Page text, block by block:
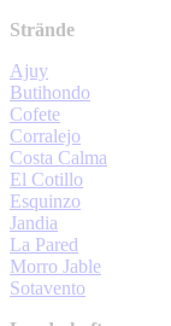
Strände
Ajuy
Butihondo
Cofete
Corralejo
Costa Calma
El Cotillo
Esquinzo
Jandia
La Pared
Morro Jable
Sotavento